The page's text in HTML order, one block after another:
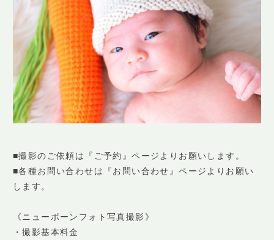
■撮影のご依頼は『ご予約』ページよりお願いします。
■各種お問い合わせは『お問い合わせ』ページよりお願い
します。
《ニューボーンフォト写真撮影》
・撮影基本料金